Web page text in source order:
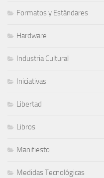
Formatos y Estándares
Hardware
Industria Cultural
Iniciativas
Libertad
Libros
Manifiesto
Medidas Tecnológicas